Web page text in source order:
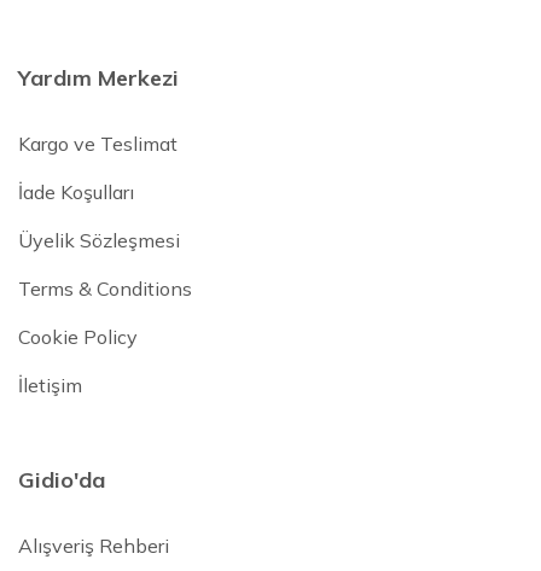
Yardım Merkezi
Kargo ve Teslimat
İade Koşulları
Üyelik Sözleşmesi
Terms & Conditions
Cookie Policy
İletişim
Gidio'da
Alışveriş Rehberi